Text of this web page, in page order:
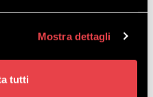
Mostra dettagli
tutti